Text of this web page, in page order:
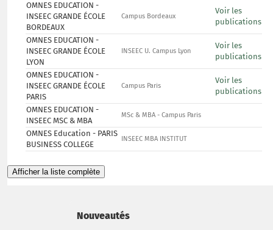
OMNES EDUCATION -
INSEEC GRANDE ÉCOLE
BORDEAUX
Campus Bordeaux
Voir les
publications
OMNES EDUCATION -
INSEEC GRANDE ÉCOLE
LYON
INSEEC U. Campus Lyon
Voir les
publications
OMNES EDUCATION -
INSEEC GRANDE ÉCOLE
PARIS
Campus Paris
Voir les
publications
OMNES EDUCATION -
INSEEC MSC & MBA
MSc & MBA - Campus Paris
OMNES Education - PARIS
BUSINESS COLLEGE
INSEEC MBA INSTITUT
Afficher la liste complète
Nouveautés